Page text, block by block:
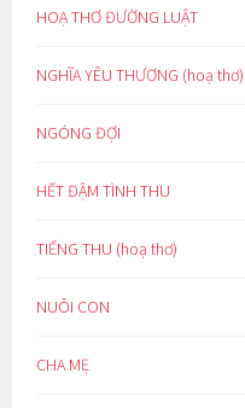
HOẠ THƠ ĐƯỜNG LUẬT
NGHĨA YÊU THƯƠNG (hoạ thơ)
NGÓNG ĐỢI
HẾT ĐẬM TÌNH THU
TIẾNG THU (hoạ thơ)
NUÔI CON
CHA MẸ